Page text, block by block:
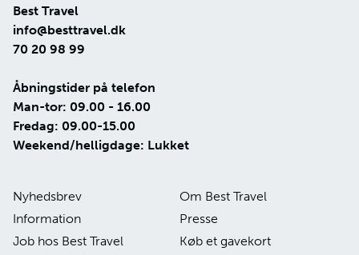
Best Travel
info@besttravel.dk
70 20 98 99
Åbningstider på telefon
Man-tor: 09.00 - 16.00
Fredag: 09.00-15.00
Weekend/helligdage: Lukket
Nyhedsbrev
Om Best Travel
Information
Presse
Job hos Best Travel
Køb et gavekort